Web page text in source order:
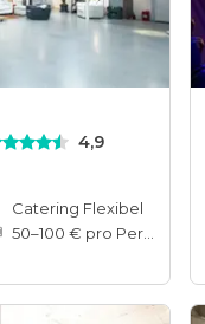
4,9
Catering Flexibel